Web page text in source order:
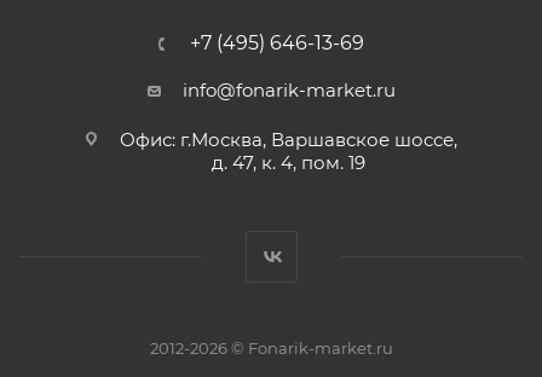
+7 (495) 646-13-69
info@fonarik-market.ru
Офис: г.Москва, Варшавское шоссе,
д. 47, к. 4, пом. 19
2012-2026 © Fonarik-market.ru